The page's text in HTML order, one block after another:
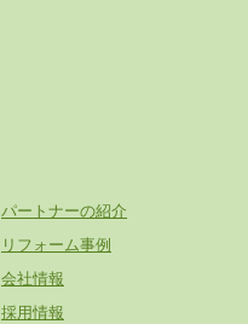
パートナーの紹介
リフォーム事例
会社情報
採用情報